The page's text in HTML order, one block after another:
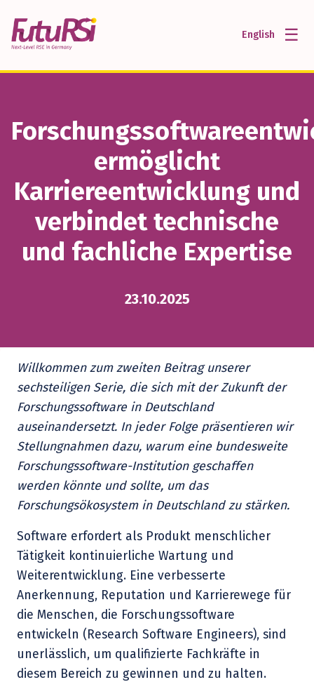
English ☰
ermöglicht
Karriereentwicklung und
verbindet technische
und fachliche Expertise
23.10.2025
Willkommen zum zweiten Beitrag unserer
sechsteiligen Serie, die sich mit der Zukunft der
Forschungssoftware in Deutschland
auseinandersetzt. In jeder Folge präsentieren wir
Stellungnahmen dazu, warum eine bundesweite
Forschungssoftware-Institution geschaffen
werden könnte und sollte, um das
Forschungsökosystem in Deutschland zu stärken.
Software erfordert als Produkt menschlicher
Tätigkeit kontinuierliche Wartung und
Weiterentwicklung. Eine verbesserte
Anerkennung, Reputation und Karrierewege für
die Menschen, die Forschungssoftware
entwickeln (Research Software Engineers), sind
unerlässlich, um qualifizierte Fachkräfte in
diesem Bereich zu gewinnen und zu halten.